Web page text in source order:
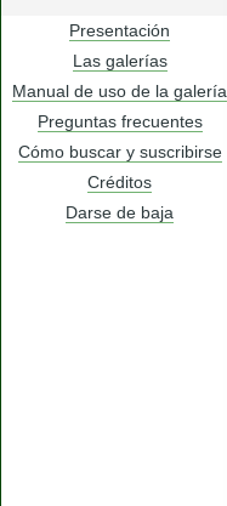
Presentación
Las galerías
Manual de uso de la galería
Preguntas frecuentes
Cómo buscar y suscribirse
Créditos
Darse de baja